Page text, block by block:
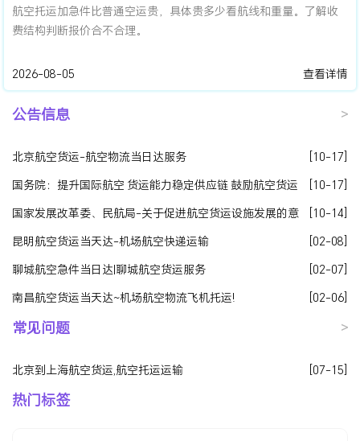
航空托运加急件比普通空运贵，具体贵多少看航线和重量。了解收
费结构判断报价合不合理。
2026-08-05 查看详情
公告信息 >
北京航空货运-航空物流当日达服务
[10-17]
国务院：提升国际航空 货运能力稳定供应链 鼓励航空货运
企业与物流企业联合重组
[10-17]
国家发展改革委、民航局-关于促进航空货运设施发展的意
见发改基础〔2020〕1319号
[10-14]
昆明航空货运当天达-机场航空快递运输
[02-08]
聊城航空急件当日达|聊城航空货运服务
[02-07]
南昌航空货运当天达~机场航空物流飞机托运!
[02-06]
常见问题 >
北京到上海航空货运,航空托运运输 [07-15]
热门标签